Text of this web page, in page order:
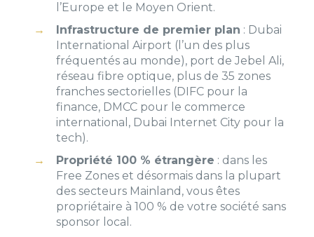
l’Europe et le Moyen Orient.
Infrastructure de premier plan : Dubai
International Airport (l’un des plus
fréquentés au monde), port de Jebel Ali,
réseau fibre optique, plus de 35 zones
franches sectorielles (DIFC pour la
finance, DMCC pour le commerce
international, Dubai Internet City pour la
tech).
Propriété 100 % étrangère : dans les
Free Zones et désormais dans la plupart
des secteurs Mainland, vous êtes
propriétaire à 100 % de votre société sans
sponsor local.